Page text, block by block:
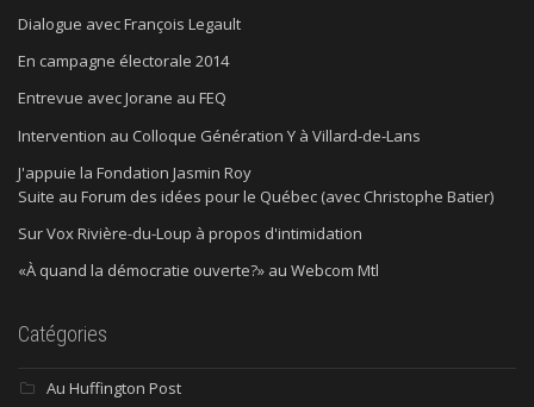
Dialogue avec François Legault
En campagne électorale 2014
Entrevue avec Jorane au FEQ
Intervention au Colloque Génération Y à Villard-de-Lans
J'appuie la Fondation Jasmin Roy
Suite au Forum des idées pour le Québec (avec Christophe Batier)
Sur Vox Rivière-du-Loup à propos d'intimidation
«À quand la démocratie ouverte?» au Webcom Mtl
Catégories
Au Huffington Post